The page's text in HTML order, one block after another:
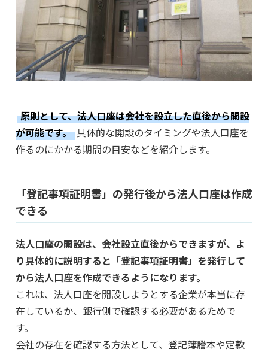
原則として、法人口座は会社を設立した直後から開設
が可能です。 具体的な開設のタイミングや法人口座を
作るのにかかる期間の目安などを紹介します。
「登記事項証明書」の発行後から法人口座は作成
できる
法人口座の開設は、会社設立直後からできますが、よ
り具体的に説明すると「登記事項証明書」を発行して
から法人口座を作成できるようになります。
これは、法人口座を開設しようとする企業が本当に存
在しているか、銀行側で確認する必要があるためで
す。
会社の存在を確認する方法として、登記簿謄本や定款